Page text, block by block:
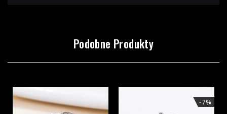
Podobne Produkty
-7%